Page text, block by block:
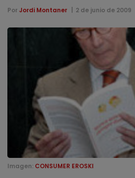
Por Jordi Montaner 2 de junio de 2009
Imagen: CONSUMER EROSKI